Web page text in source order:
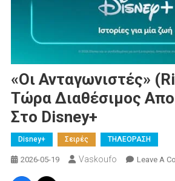
«Οι Ανταγωνιστές»
Τώρα Διαθέσιμος
Στο Disney+
Disney+ Σειρές ΤΗΛΕΟΡΑΣΗ
2026-05-19 Vaskoufo Leave A